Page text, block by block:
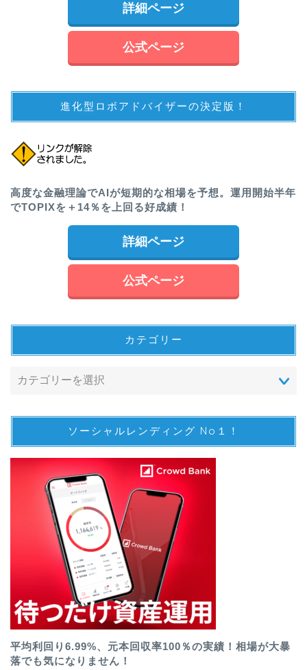
詳細ページ
公式ページ
進化型ロボアドバイザーの決定版！
高度な金融理論でAIが短期的な相場を予想。運用開始半年
でTOPIXを＋14％を上回る好成績！
詳細ページ
公式ページ
カテゴリー
ソーシャルレンディング No１！
平均利回り6.99%、元本回収率100％の実績！相場が大暴
落でも気になりません！